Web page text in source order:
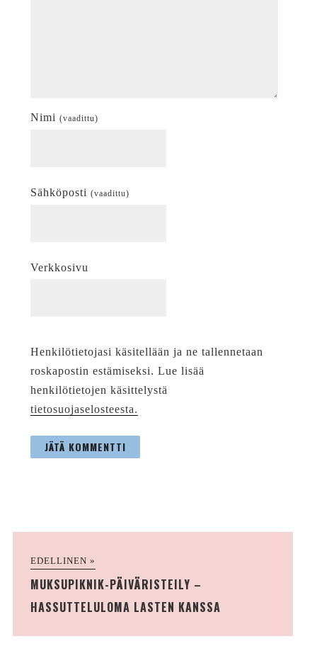
Nimi (vaadittu)
Sähköposti (vaadittu)
Verkkosivu
Henkilötietojasi käsitellään ja ne tallennetaan
roskapostin estämiseksi. Lue lisää
henkilötietojen käsittelystä
tietosuojaselosteesta.
EDELLINEN »
MUKSUPIKNIK-PÄIVÄRISTEILY –
HASSUTTELULOMA LASTEN KANSSA